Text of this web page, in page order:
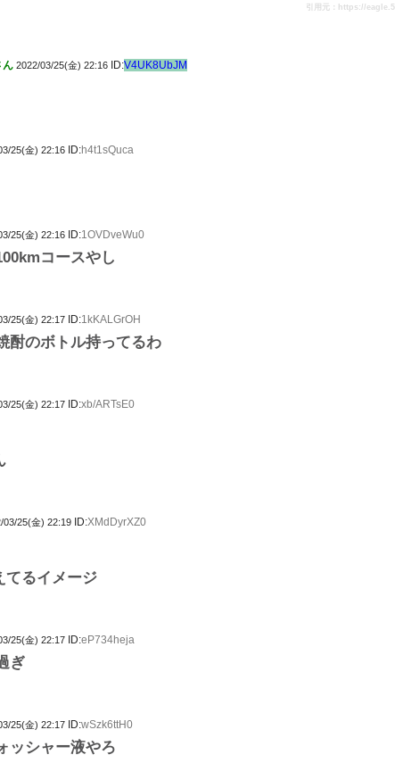
引用元：https://
ん 2022/03/25(金) 22:16 ID:V4UK8UbJM
25(金) 22:16 ID:h4t1sQuca
25(金) 22:16 ID:1OVDveWu0
コースやし
25(金) 22:17 ID:1kKALGrOH
酎のボトル持ってるわ
25(金) 22:17 ID:xb/ARTsE0
03/25(金) 22:19 ID:XMdDyrXZ0
てるイメージ
25(金) 22:17 ID:eP734heja
ぎ
25(金) 22:17 ID:wSzk6ttH0
ッシャー液やろ